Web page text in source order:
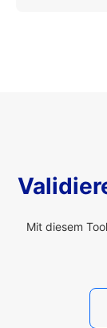
Mit diesem